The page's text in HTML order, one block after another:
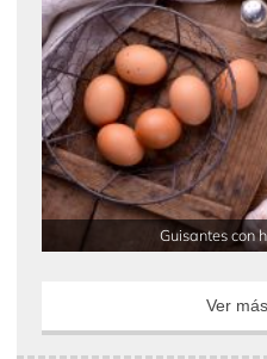
Guisantes con
Ver